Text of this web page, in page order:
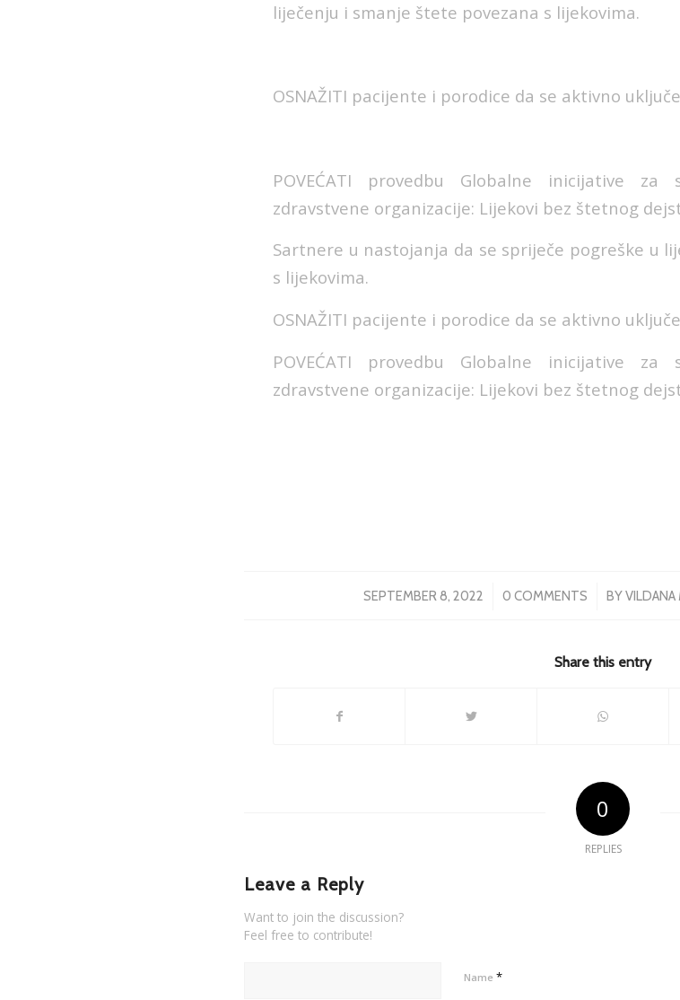
liječenju i smanje štete povezana s lijekovima.
OSNAŽITI pacijente i porodice da se aktivno
POVEĆATI provedbu Globalne inicijative za
zdravstvene organizacije: Lijekovi bez štetnog
Sartnere u nastojanja da se spriječe pogreške u
s lijekovima.
OSNAŽITI pacijente i porodice da se aktivno
POVEĆATI provedbu Globalne inicijative za
zdravstvene organizacije: Lijekovi bez štetnog
SEPTEMBER 8, 2022
/ 0 COMMENTS
/ BYVILDANA
Share this entry
0
REPLIES
Leave a Reply
Want to join the discussion?
Feel free to contribute!
Name *